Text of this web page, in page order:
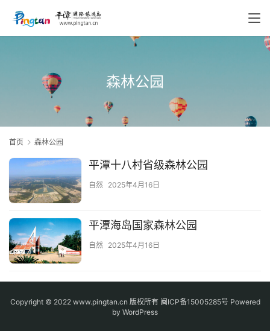
森林公园
首页 森林公园
平潭十八村省级森林公园
自然 2025年4月16日
平潭海岛国家森林公园
自然 2025年4月16日
Copyright © 2022 www.pingtan.cn 版权所有 闽ICP备15005285号Powered
by WordPress